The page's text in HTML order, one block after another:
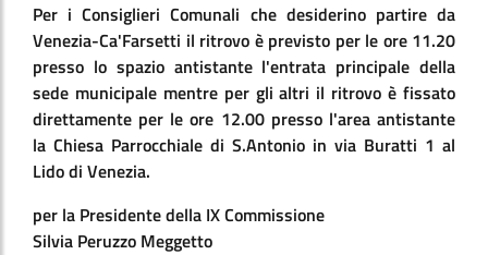
Per i Consiglieri Comunali che desiderino partire da
Venezia-Ca'Farsetti il ritrovo è previsto per le ore 11.20
presso lo spazio antistante l'entrata principale della
sede municipale mentre per gli altri il ritrovo è fissato
direttamente per le ore 12.00 presso l'area antistante
la Chiesa Parrocchiale di S.Antonio in via Buratti 1 al
Lido di Venezia.
per la Presidente della IX Commissione
Silvia Peruzzo Meggetto